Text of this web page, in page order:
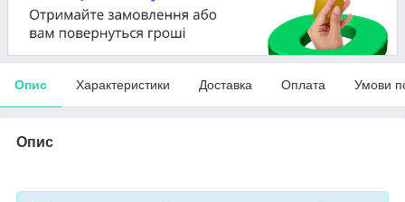
Опис Характеристики Доставка Оплата Умови
Опис